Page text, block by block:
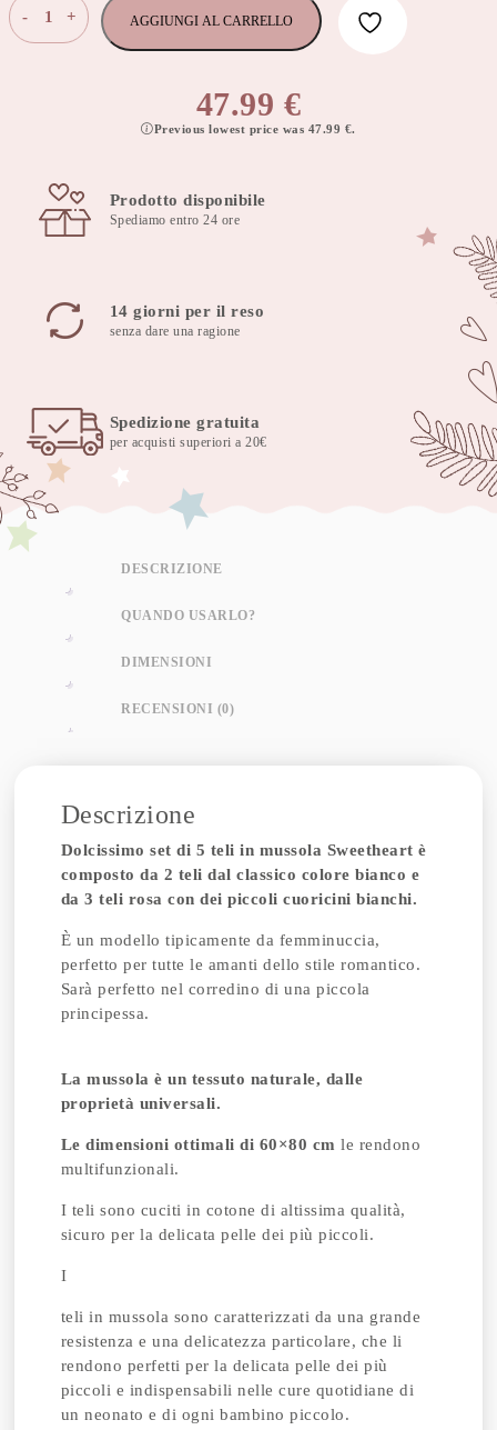
-
Teli
Sweetheart
60x80cm
quantità
+ AGGIUNGI AL CARRELLO
47.99 €
Previous lowest price was 47.99 €.
Prodotto disponibile
Spediamo entro 24 ore
14 giorni per il reso
senza dare una ragione
Spedizione gratuita
per acquisti superiori a 20€
DESCRIZIONE
QUANDO USARLO?
DIMENSIONI
RECENSIONI (0)
Descrizione
Dolcissimo set di 5 teli in mussola Sweetheart è
composto da 2 teli dal classico colore bianco e
da 3 teli rosa con dei piccoli cuoricini bianchi.
È un modello tipicamente da femminuccia,
perfetto per tutte le amanti dello stile romantico.
Sarà perfetto nel corredino di una piccola
principessa.
La mussola è un tessuto naturale, dalle
proprietà universali.
Le dimensioni ottimali di 60×80 cm le rendono
multifunzionali.
I teli sono cuciti in cotone di altissima qualità,
sicuro per la delicata pelle dei più piccoli.
I
teli in mussola sono caratterizzati da una grande
resistenza e una delicatezza particolare, che li
rendono perfetti per la delicata pelle dei più
piccoli e indispensabili nelle cure quotidiane di
un neonato e di ogni bambino piccolo.